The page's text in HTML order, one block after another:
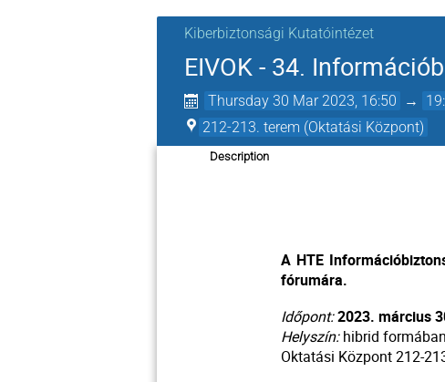
Kiberbiztonsági Kutatóintézet
EIVOK - 34.
Thursday 30 Mar 2023, 16:50 →
212-213. terem (Oktatási Központ)
Description
A HTE
fórumára.
Időpont:2023. március
Helyszín:hibrid
Oktatási Központ 212-